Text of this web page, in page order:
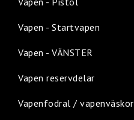
Vapen - Startvapen
Vapen - VÄNSTER
Vapen reservdelar
Vapenfodral / vapenväskor